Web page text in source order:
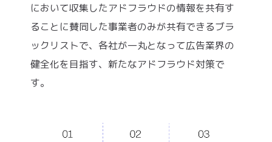
において収集したアドフラウドの情報を共有す
ることに賛同した事業者のみが共有できるブラ
ックリストで、各社が一丸となって広告業界の
健全化を目指す、新たなアドフラウド対策で
す。